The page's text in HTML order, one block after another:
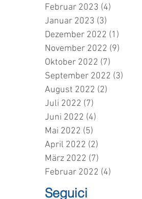
Februar 2023 (4)
Januar 2023 (3)
Dezember 2022 (1)
November 2022 (9)
Oktober 2022 (7)
September 2022 (3)
August 2022 (2)
Juli 2022 (7)
Juni 2022 (4)
Mai 2022 (5)
April 2022 (2)
März 2022 (7)
Februar 2022 (4)
Seguici